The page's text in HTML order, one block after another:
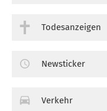
Todesanzeigen
Newsticker
Verkehr